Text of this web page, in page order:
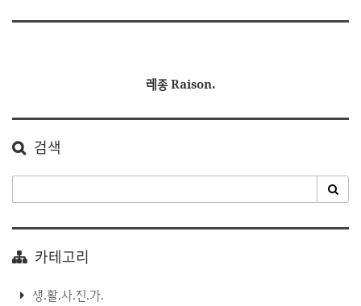
레종 Raison.
검색
카테고리
생.활.사.진.가.